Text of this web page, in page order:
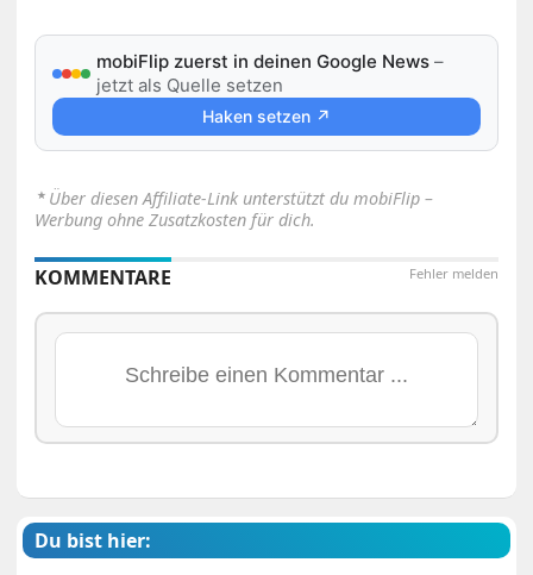
mobiFlip zuerst in deinen Google News –
jetzt als Quelle setzen
Haken setzen ↗
⋆ Über diesen Affiliate-Link unterstützt du mobiFlip –
Werbung ohne Zusatzkosten für dich.
Fehler melden
KOMMENTARE
Du bist hier: